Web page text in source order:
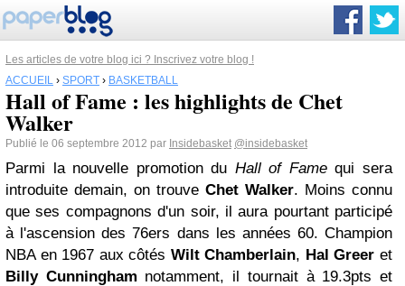
Les articles de votre blog ici ? Inscrivez votre blog !
ACCUEIL › SPORT › BASKETBALL
Hall of Fame : les highlights de Chet
Walker
Publié le 06 septembre 2012 par Insidebasket @insidebasket
Parmi la nouvelle promotion du Hall of Famequi sera
introduite demain, on trouve Chet Walker. Moins connu
que ses compagnons d'un soir, il aura pourtant participé
à l'ascension des 76ers dans les années 60. Champion
NBA en 1967 aux côtés Wilt Chamberlain, Hal Greer et
Billy Cunningham notamment, il tournait à 19.3pts et